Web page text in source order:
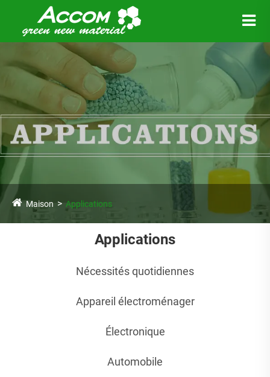
Maison Applications
Applications
Nécessités quotidiennes
Appareil électroménager
Électronique
Automobile